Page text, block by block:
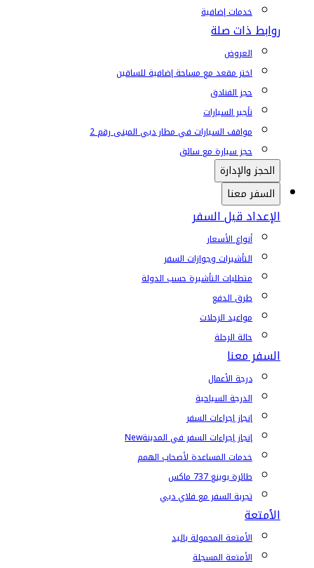
خدمات إضافية
روابط ذات صلة
العروض
اختر مقعد مع مساحة إضافية للساقين
حجز الفنادق
تأجير السيارات
مواقف السيارات في مطار دبي المبنى رقم 2
حجز سيارة مع سائق
الحجز والإدارة
السفر معنا
الإعداد قبل السفر
أنواع الأسعار
التأشيرات وجوازات السفر
متطلبات التأشيرة حسب الدولة
طرق الدفع
مواعيد الرحلات
حالة الرحلة
السفر معنا
درجة الأعمال
الدرجة السياحية
إنجاز إجراءات السفر
إنجاز إجراءات السفر في المدينةNew
خدمات المساعدة لأصحاب الهمم
طائرة بوينغ 737 ماكس
تجربة السفر مع فلاي دبي
الأمتعة
الأمتعة المحمولة باليد
الأمتعة المسجلة